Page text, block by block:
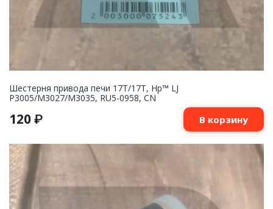
Шестерня привода печи 17T/17T, Hp™ LJ
P3005/M3027/M3035, RU5-0958, CN
120 ₽ В корзину